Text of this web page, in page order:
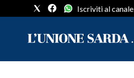
Iscriviti al canale